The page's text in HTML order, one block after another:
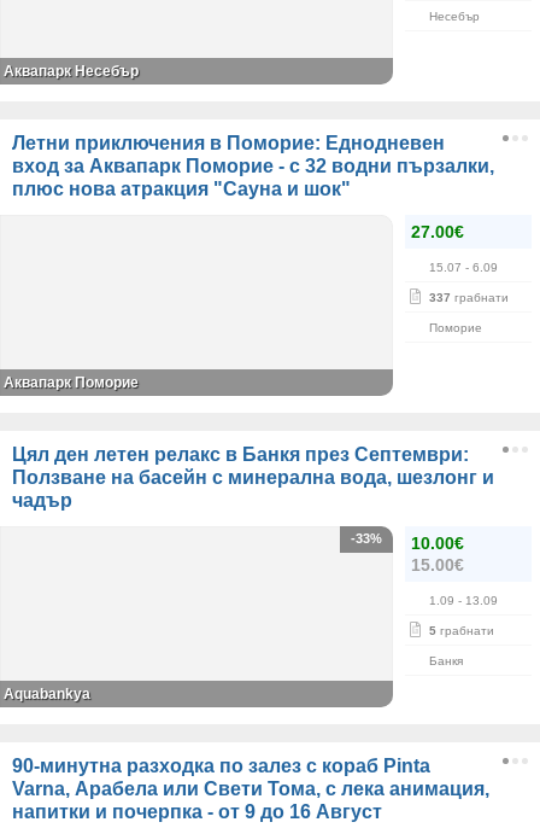
Несебър
Аквапарк Несебър
Летни приключения в Поморие: Еднодневен
вход за Аквапарк Поморие - с 32 водни пързалки,
плюс нова атракция "Сауна и шок"
27.00€
15.07 - 6.09
337 грабнати
Поморие
Аквапарк Поморие
Цял ден летен релакс в Банкя през Септември:
Ползване на басейн с минерална вода, шезлонг и
чадър
10.00€
15.00€
1.09 - 13.09
5 грабнати
Банкя
-33%
Aquabankya
90-минутна разходка по залез с кораб Pinta
Varna, Арабела или Свети Тома, с лека анимация,
напитки и почерпка - от 9 до 16 Август